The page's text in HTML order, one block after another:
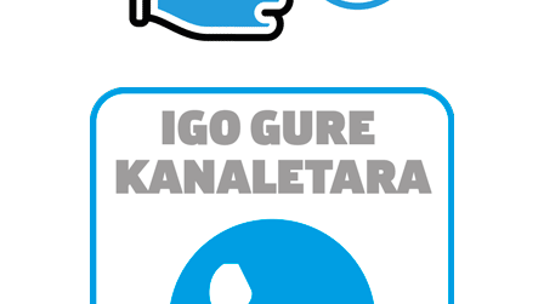
neurtzeko, jendeari buruzko informazioa biltzeko eta
produktuak garatzeko. Zure datuak nork eta zertarako
Bazkide batzuek ez dizute baimenik eskatzen, eta beren
interes komertzial legitimoetan babesten dira. Ikusi gure
bazkideen zerrenda, beren ustez zein helburutarako
duten interes legitimoa eta horren aurka nola egin
dezakezun ikusteko.